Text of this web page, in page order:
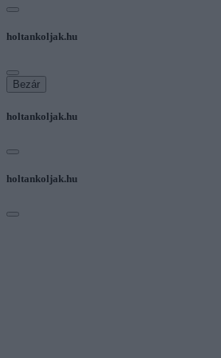
holtankoljak.hu
Bezár
holtankoljak.hu
holtankoljak.hu